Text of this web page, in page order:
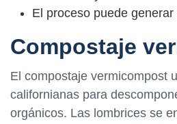
El proceso puede
Compostaje
El compostaje vermicompost
californianas para
orgánicos. Las lombrices se